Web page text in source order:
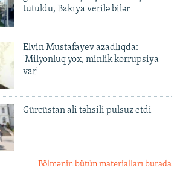
tutuldu, Bakıya verilə bilər
Elvin Mustafayev azadlıqda:
'Milyonluq yox, minlik korrupsiya
var'
Gürcüstan ali təhsili pulsuz etdi
Bölmənin bütün materialları burada